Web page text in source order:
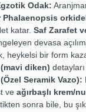
Odak:
Phalaenopsis
katar. Saf Zarafet
devasa
heykelsi bir form
diken)
Seramik Vazo):
ve ağırbaşlı krem/
sonra bile, bu